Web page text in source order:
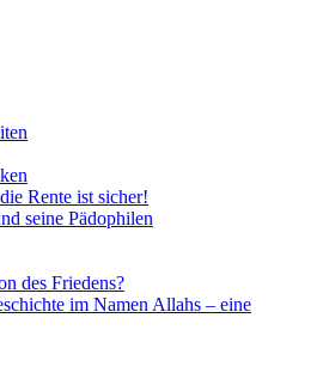
Rente ist sicher!
seine Pädophilen
des Friedens?
im Namen Allahs – eine